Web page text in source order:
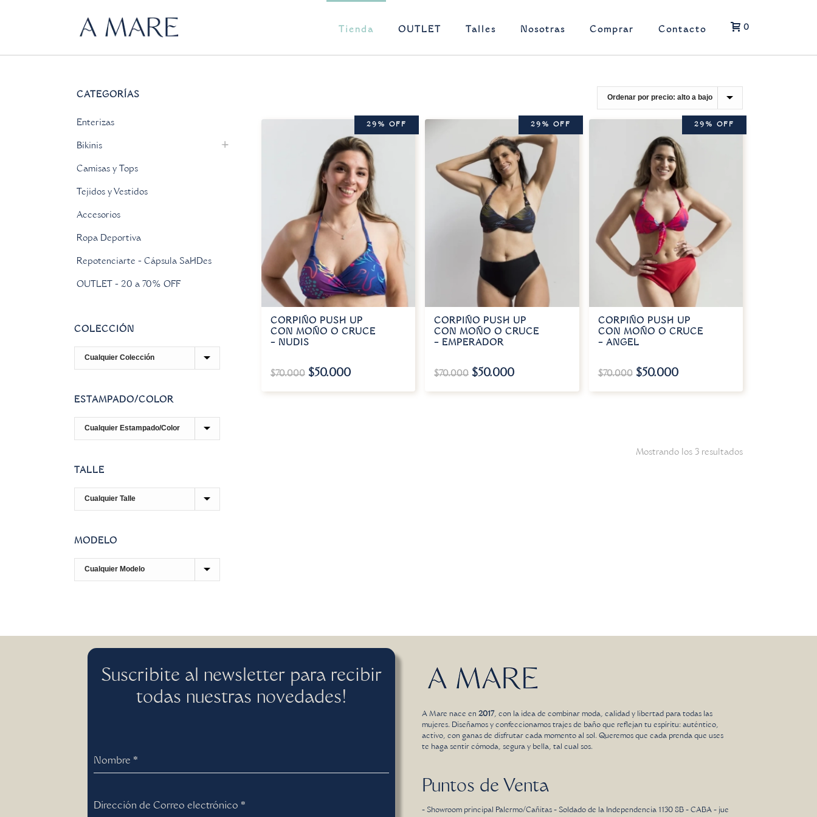
Tienda OUTLET Talles Nosotras Comprar Contacto 0
29% OFF
CORPIÑO PUSH UP
CON MOÑO O CRUCE
– NUDIS
$70.000 $50.000
29% OFF
CORPIÑO PUSH UP
CON MOÑO O CRUCE
– EMPERADOR
$70.000 $50.000
29% OFF
CORPIÑO PUSH UP
CON MOÑO O CRUCE
– ANGEL
$70.000 $50.000
Mostrando los 3 resultados
CATEGORÍAS
Enterizas
Bikinis
Camisas y Tops
Tejidos y Vestidos
Accesorios
Ropa Deportiva
Repotenciarte - Cápsula SaHDes
OUTLET - 20 a 70% OFF
COLECCIÓN
ESTAMPADO/COLOR
TALLE
MODELO
Suscribite al newsletter para recibir
todas nuestras novedades!
Nombre *
Dirección de Correo electrónico *
A Mare nace en 2017, con la idea de combinar moda, calidad y libertad para todas las
mujeres. Diseñamos y confeccionamos trajes de baño que reflejan tu espíritu: auténtico,
activo, con ganas de disfrutar cada momento al sol. Queremos que cada prenda que uses
te haga sentir cómoda, segura y bella, tal cual sos.
Puntos de Venta
- Showroom principal Palermo/Cañitas - Soldado de la Independencia 1130 8B - CABA - jue